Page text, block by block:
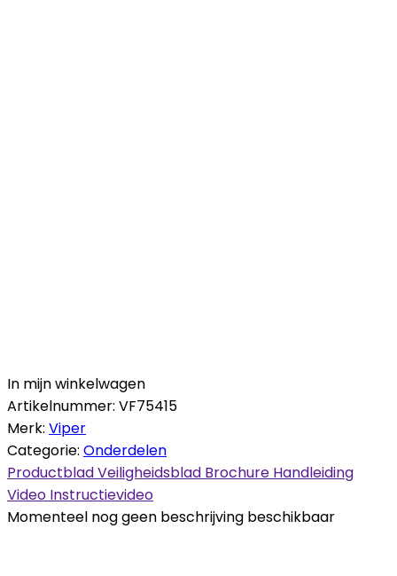
In mijn winkelwagen
Artikelnummer: VF75415
Merk: Viper
Categorie: Onderdelen
ProductbladVeiligheidsblad Brochure Handleiding
Video Instructievideo
Momenteel nog geen beschrijving beschikbaar